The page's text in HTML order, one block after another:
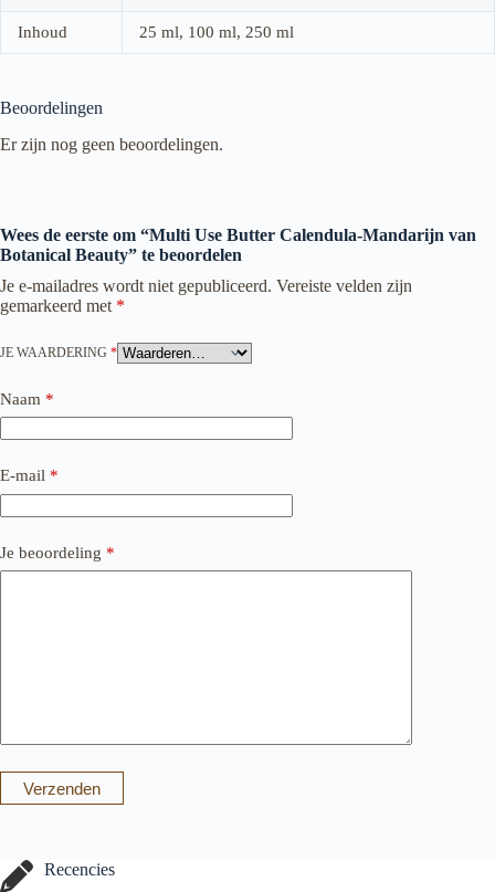
Inhoud 25 ml, 100 ml, 250 ml
Beoordelingen
Er zijn nog geen beoordelingen.
Wees de eerste om “Multi Use Butter Calendula-Mandarijn van
Botanical Beauty” te beoordelen
Je e-mailadres wordt niet gepubliceerd. Vereiste velden zijn
gemarkeerd met *
JE WAARDERING *
Naam *
E-mail *
Je beoordeling *
Verzenden
Recencies